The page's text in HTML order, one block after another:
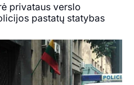
privataus verslo
pastatų statybas